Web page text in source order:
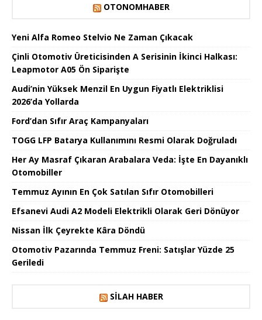
OTONOMHABER
Yeni Alfa Romeo Stelvio Ne Zaman Çıkacak
Çinli Otomotiv Üreticisinden A Serisinin İkinci Halkası:
Leapmotor A05 Ön Siparişte
Audi’nin Yüksek Menzil En Uygun Fiyatlı Elektriklisi
2026’da Yollarda
Ford’dan Sıfır Araç Kampanyaları
TOGG LFP Batarya Kullanımını Resmi Olarak Doğruladı
Her Ay Masraf Çıkaran Arabalara Veda: İşte En Dayanıklı
Otomobiller
Temmuz Ayının En Çok Satılan Sıfır Otomobilleri
Efsanevi Audi A2 Modeli Elektrikli Olarak Geri Dönüyor
Nissan İlk Çeyrekte Kâra Döndü
Otomotiv Pazarında Temmuz Freni: Satışlar Yüzde 25
Geriledi
SILAH HABER